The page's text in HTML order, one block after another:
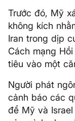
Trước đó, Mỹ
không kích
Iran trong dịp
Cách mạng
tiêu vào một
Người phát
cảnh báo các
để Mỹ và